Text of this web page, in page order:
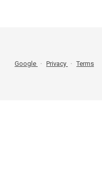
Google Privacy Terms